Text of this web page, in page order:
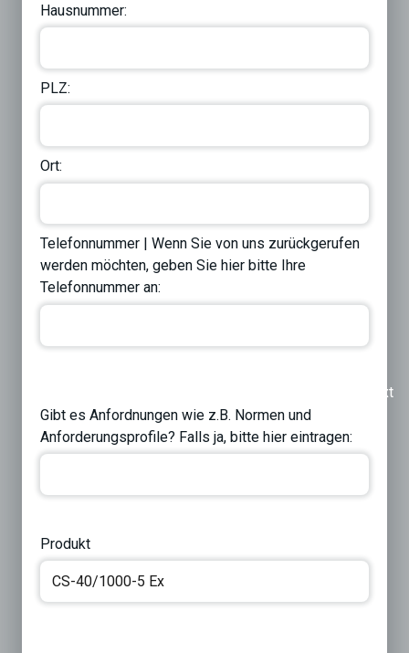
Hausnummer:
PLZ:
Ort:
Telefonnummer | Wenn Sie von uns zurückgerufen
werden möchten, geben Sie hier bitte Ihre
Telefonnummer an:
Next
Gibt es Anfordnungen wie z.B. Normen und
Anforderungsprofile? Falls ja, bitte hier eintragen:
Produkt